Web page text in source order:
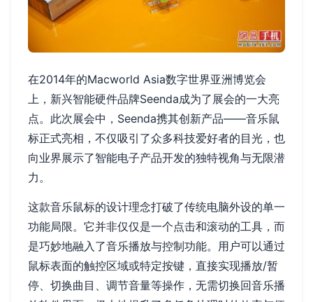
在2014年的Macworld Asia数字世界亚洲博览会
上，新兴智能硬件品牌Seenda成为了展会的一大亮
点。此次展会中，Seenda携其创新产品——音乐鼠
标正式亮相，不仅吸引了众多科技爱好者的目光，也
向业界展示了智能电子产品开发的独特视角与无限潜
力。
这款音乐鼠标的设计理念打破了传统电脑外设的单一
功能局限。它并非仅仅是一个点击和滚动的工具，而
是巧妙地融入了音乐播放与控制功能。用户可以通过
鼠标表面的触控区域或特定按键，直接实现播放/暂
停、切换曲目、调节音量等操作，无需切换回音乐播